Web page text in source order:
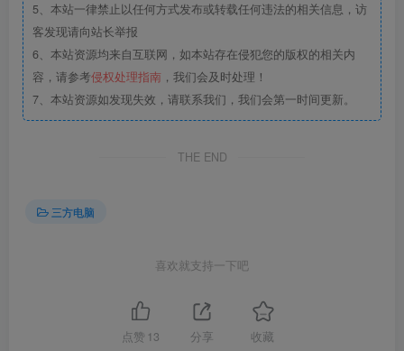
5、本站一律禁止以任何方式发布或转载任何违法的相关信息，访
客发现请向站长举报
6、本站资源均来自互联网，如本站存在侵犯您的版权的相关内
容，请参考侵权处理指南 ，我们会及时处理！
7、本站资源如发现失效，请联系我们，我们会第一时间更新。
THE END
三方电脑
喜欢就支持一下吧
点赞 13 分享 收藏